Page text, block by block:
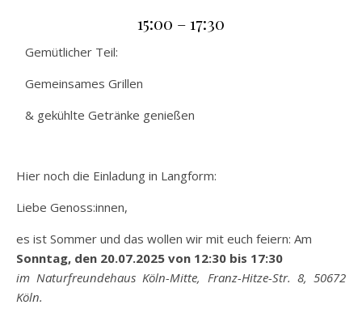
15:00 – 17:30
Gemütlicher Teil:
Gemeinsames Grillen
& gekühlte Getränke genießen
Hier noch die Einladung in Langform:
Liebe Genoss:innen,
es ist Sommer und das wollen wir mit euch feiern: Am
Sonntag, den 20.07.2025 von 12:30 bis 17:30
im Naturfreundehaus Köln-Mitte, Franz-Hitze-Str. 8, 50672
Köln.